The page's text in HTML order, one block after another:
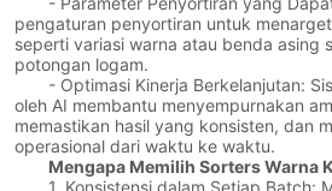
pengaturan penyortiran untuk
seperti variasi warna atau benda asing
potongan logam.
- Optimasi Kinerja Berkelanjutan:
oleh AI membantu menyempurnakan
memastikan hasil yang konsisten, dan
operasional dari waktu ke waktu.
Mengapa Memilih Sorters Warna